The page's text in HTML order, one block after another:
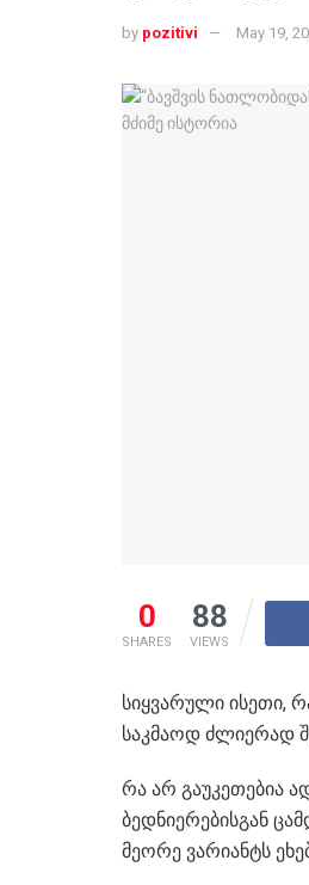
by pozitivi May 19,
0
SHARES
88
VIEWS
სიყვარული ისეთი,
საკმაოდ ძლიერად
რა არ გაუკეთებია
ბედნიერებისგან
მეორე ვარიანტს